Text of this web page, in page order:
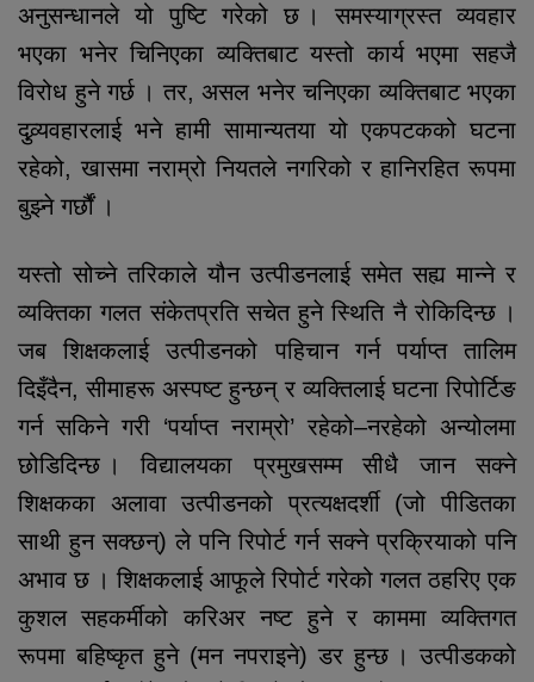
अनुसन्धानले यो पुष्टि गरेको छ । समस्याग्रस्त व्यवहार
भएका भनेर चिनिएका व्यक्तिबाट यस्तो कार्य भएमा सहजै
विरोध हुने गर्छ । तर, असल भनेर चनिएका व्यक्तिबाट भएका
दुव्र्यवहारलाई भने हामी सामान्यतया यो एकपटकको घटना
रहेको, खासमा नराम्रो नियतले नगरिको र हानिरहित रूपमा
बुझ्ने गर्छौं ।
यस्तो सोच्ने तरिकाले यौन उत्पीडनलाई समेत सह्य मान्ने र
व्यक्तिका गलत संकेतप्रति सचेत हुने स्थिति नै रोकिदिन्छ ।
जब शिक्षकलाई उत्पीडनको पहिचान गर्न पर्याप्त तालिम
दिइँदैन, सीमाहरू अस्पष्ट हुन्छन् र व्यक्तिलाई घटना रिपोर्टिङ
गर्न सकिने गरी ‘पर्याप्त नराम्रो’ रहेको–नरहेको अन्योलमा
छोडिदिन्छ । विद्यालयका प्रमुखसम्म सीधै जान सक्ने
शिक्षकका अलावा उत्पीडनको प्रत्यक्षदर्शी (जो पीडितका
साथी हुन सक्छन्) ले पनि रिपोर्ट गर्न सक्ने प्रक्रियाको पनि
अभाव छ । शिक्षकलाई आफूले रिपोर्ट गरेको गलत ठहरिए एक
कुशल सहकर्मीको करिअर नष्ट हुने र काममा व्यक्तिगत
रूपमा बहिष्कृत हुने (मन नपराइने) डर हुन्छ । उत्पीडकको